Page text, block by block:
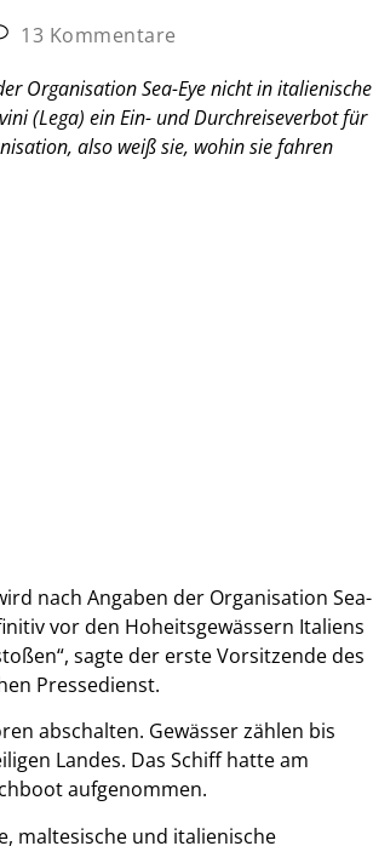
13 Kommentare
Organisation Sea-Eye nicht in italienische
(Lega) ein Ein- und Durchreiseverbot für
also weiß sie, wohin sie fahren
nach Angaben der Organisation Sea-
vor den Hoheitsgewässern Italiens
sagte der erste Vorsitzende des
Pressedienst.
abschalten. Gewässer zählen bis
Landes. Das Schiff hatte am
aufgenommen.
maltesische und italienische